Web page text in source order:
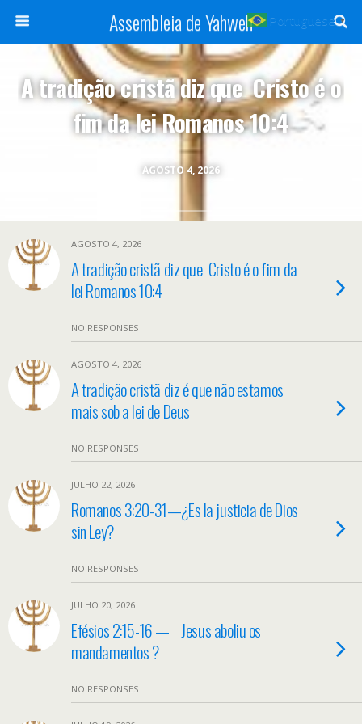
Assembleia de Yahweh
AGOSTO 4, 2026
A tradição cristã diz que Cristo é o
fim da lei Romanos 10:4
AGOSTO 4, 2026
A tradição cristã diz que Cristo é o fim da
lei Romanos 10:4
NO RESPONSES
AGOSTO 4, 2026
A tradição cristã diz é que não estamos
mais sob a lei de Deus
NO RESPONSES
JULHO 22, 2026
Romanos 3:20-31—¿Es la justicia de Dios
sin Ley?
NO RESPONSES
JULHO 20, 2026
Efésios 2:15-16 — Jesus aboliu os
mandamentos ?
NO RESPONSES
Portuguese ▼